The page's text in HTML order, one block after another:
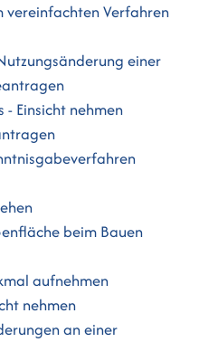
vereinfachten Verfahren
einer
- Einsicht nehmen
beim Bauen
aufnehmen
nehmen
an einer